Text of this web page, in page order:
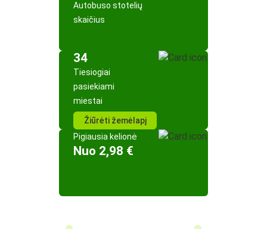
Autobuso stotelių
skaičius
34
Tiesiogiai
pasiekiami
miestai
Žiūrėti žemėlapį
Pigiausia kelionė
Nuo 2,98 €